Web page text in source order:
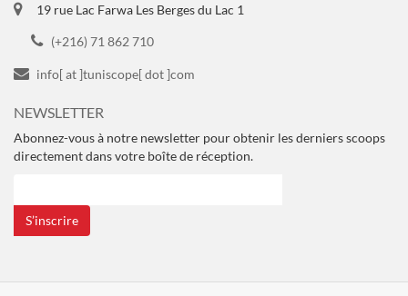
19 rue Lac Farwa Les Berges du Lac 1
(+216) 71 862 710
info[ at ]tuniscope[ dot ]com
NEWSLETTER
Abonnez-vous à notre newsletter pour obtenir les derniers scoops
directement dans votre boîte de réception.
S’inscrire